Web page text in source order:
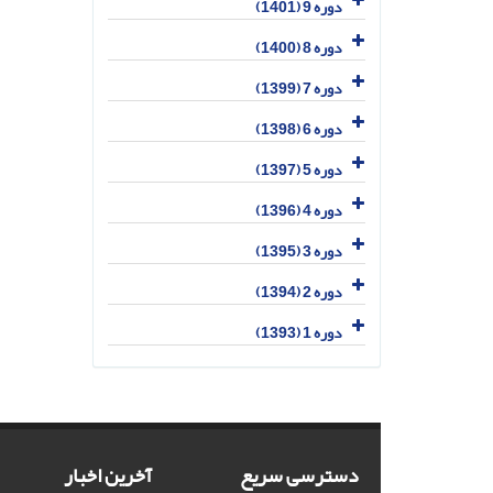
دوره 9 (1401)
دوره 8 (1400)
دوره 7 (1399)
دوره 6 (1398)
دوره 5 (1397)
دوره 4 (1396)
دوره 3 (1395)
دوره 2 (1394)
دوره 1 (1393)
دسترسی سریع آخرین اخبار